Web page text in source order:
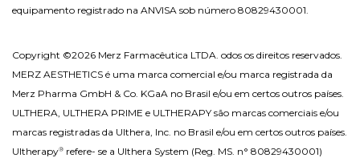
equipamento registrado na ANVISA sob número 80829430001.
Copyright ©2026 Merz Farmacêutica LTDA. odos os direitos reservados.
MERZ AESTHETICS é uma marca comercial e/ou marca registrada da
Merz Pharma GmbH & Co. KGaA no Brasil e/ou em certos outros países.
ULTHERA, ULTHERA PRIME e ULTHERAPY são marcas comerciais e/ou
marcas registradas da Ulthera, Inc. no Brasil e/ou em certos outros países.
Ultherapy® refere- se a Ulthera System (Reg. MS. n° 80829430001)